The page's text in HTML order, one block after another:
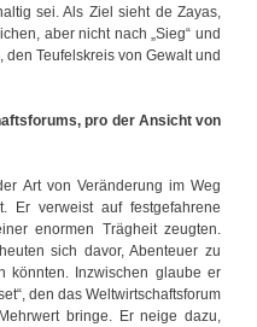
sei. Als Ziel sieht de Zayas,
aber nicht nach „Sieg“ und
den Teufelskreis von Gewalt und
pro der Ansicht von
Art von Veränderung im Weg
Er verweist auf festgefahrene
enormen Trägheit zeugten.
sich davor, Abenteuer zu
könnten. Inzwischen glaube er
den das Weltwirtschaftsforum
bringe. Er neige dazu,